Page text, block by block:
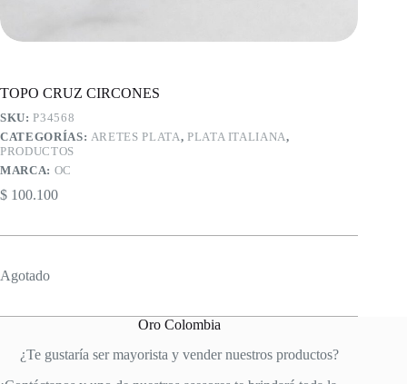
TOPO CRUZ CIRCONES
SKU:P34568
CATEGORÍAS: ARETES PLATA, PLATA ITALIANA,
PRODUCTOS
MARCA: OC
$ 100.100
Agotado
Oro Colombia
¿Te gustaría ser mayorista y vender nuestros productos?